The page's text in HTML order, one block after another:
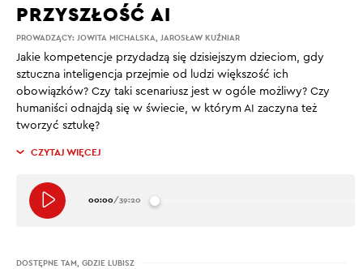
PROWADZĄCY: JOWITA MICHALSKA, JAROSŁAW KUŹNIAR
PRZYSZŁOŚĆ AI
Jakie kompetencje przydadzą się dzisiejszym dzieciom, gdy
sztuczna inteligencja przejmie od ludzi większość ich
obowiązków? Czy taki scenariusz jest w ogóle możliwy? Czy
humaniści odnajdą się w świecie, w którym AI zaczyna też
tworzyć sztukę?
CZYTAJ WIĘCEJ
00:00/39:20
DOSTĘPNE TAM, GDZIE LUBISZ